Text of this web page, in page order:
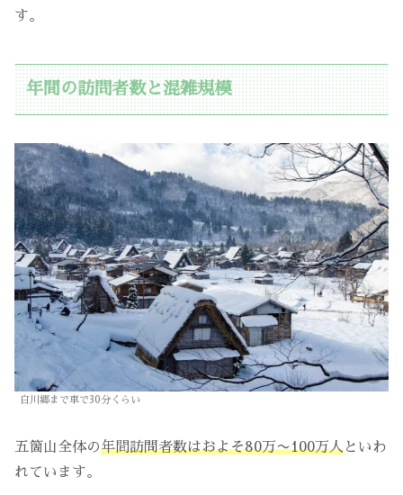
す。
年間の訪問者数と混雑規模
白川郷まで車で30分くらい
五箇山全体の年間訪問者数はおよそ80万〜100万人といわ
れています。